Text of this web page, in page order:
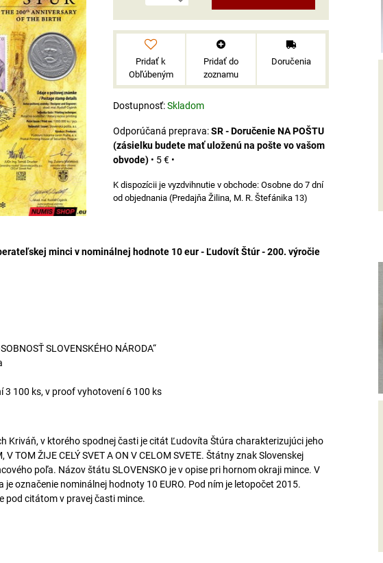
Pridať k
Obľúbeným
Pridať do
zoznamu
Doručenia
Dostupnosť:Skladom
SR - Doručenie NA POŠTU
(zásielku budete mať uloženú na pošte vo vašom
obvode) • 5 € •
Osobne do 7 dní
od objednania (Predajňa Žilina, M. R. Štefánika 13)
minci v nominálnej hodnote 10 eur - Ľudovít Štúr - 200. výročie
SLOVENSKÉHO NÁRODA“
3 100 ks, v proof vyhotovení 6 100 ks
Kriváň, v ktorého spodnej časti je citát Ľudovíta Štúra charakterizujúci jeho
TOM ŽIJE CELÝ SVET A ON V CELOM SVETE. Štátny znak Slovenskej
poľa. Názov štátu SLOVENSKO je v opise pri hornom okraji mince. V
označenie nominálnej hodnoty 10 EURO. Pod ním je letopočet 2015.
pod citátom v pravej časti mince.